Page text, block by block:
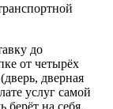
до
от четырёх
дверная
услуг самой
берёт на себя.